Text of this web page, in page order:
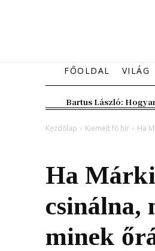
FŐOLDAL VILÁG
Bartus László:
Kezdőlap Kiemelt fő hír Ha
Ha
minek